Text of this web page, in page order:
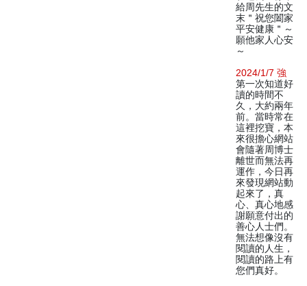
給周先生的文
末＂祝您闔家
平安健康＂～
願他家人心安
～
2024/1/7 強
第一次知道好
讀的時間不
久，大約兩年
前。當時常在
這裡挖寶，本
來很擔心網站
會隨著周博士
離世而無法再
運作，今日再
來發現網站動
起來了，真
心、真心地感
謝願意付出的
善心人士們。
無法想像沒有
閱讀的人生，
閱讀的路上有
您們真好。